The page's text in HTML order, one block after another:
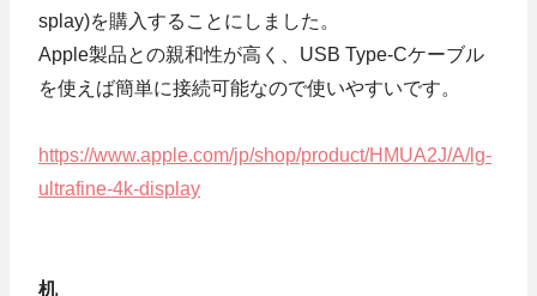
splay)を購入することにしました。
Apple製品との親和性が高く、USB Type-Cケーブル
を使えば簡単に接続可能なので使いやすいです。
https://www.apple.com/jp/shop/product/HMUA2J/A/lg-
ultrafine-4k-display
机